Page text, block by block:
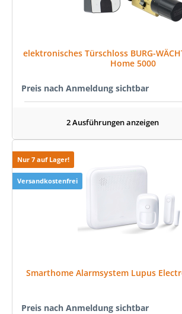
elektronisches Türschloss BURG-
Home 5000
Preis nach Anmeldung sichtbar
2 Ausführungen anzeigen
Nur 7 auf Lager!
Versandkostenfrei
Smarthome Alarmsystem Lupus
Preis nach Anmeldung sichtbar